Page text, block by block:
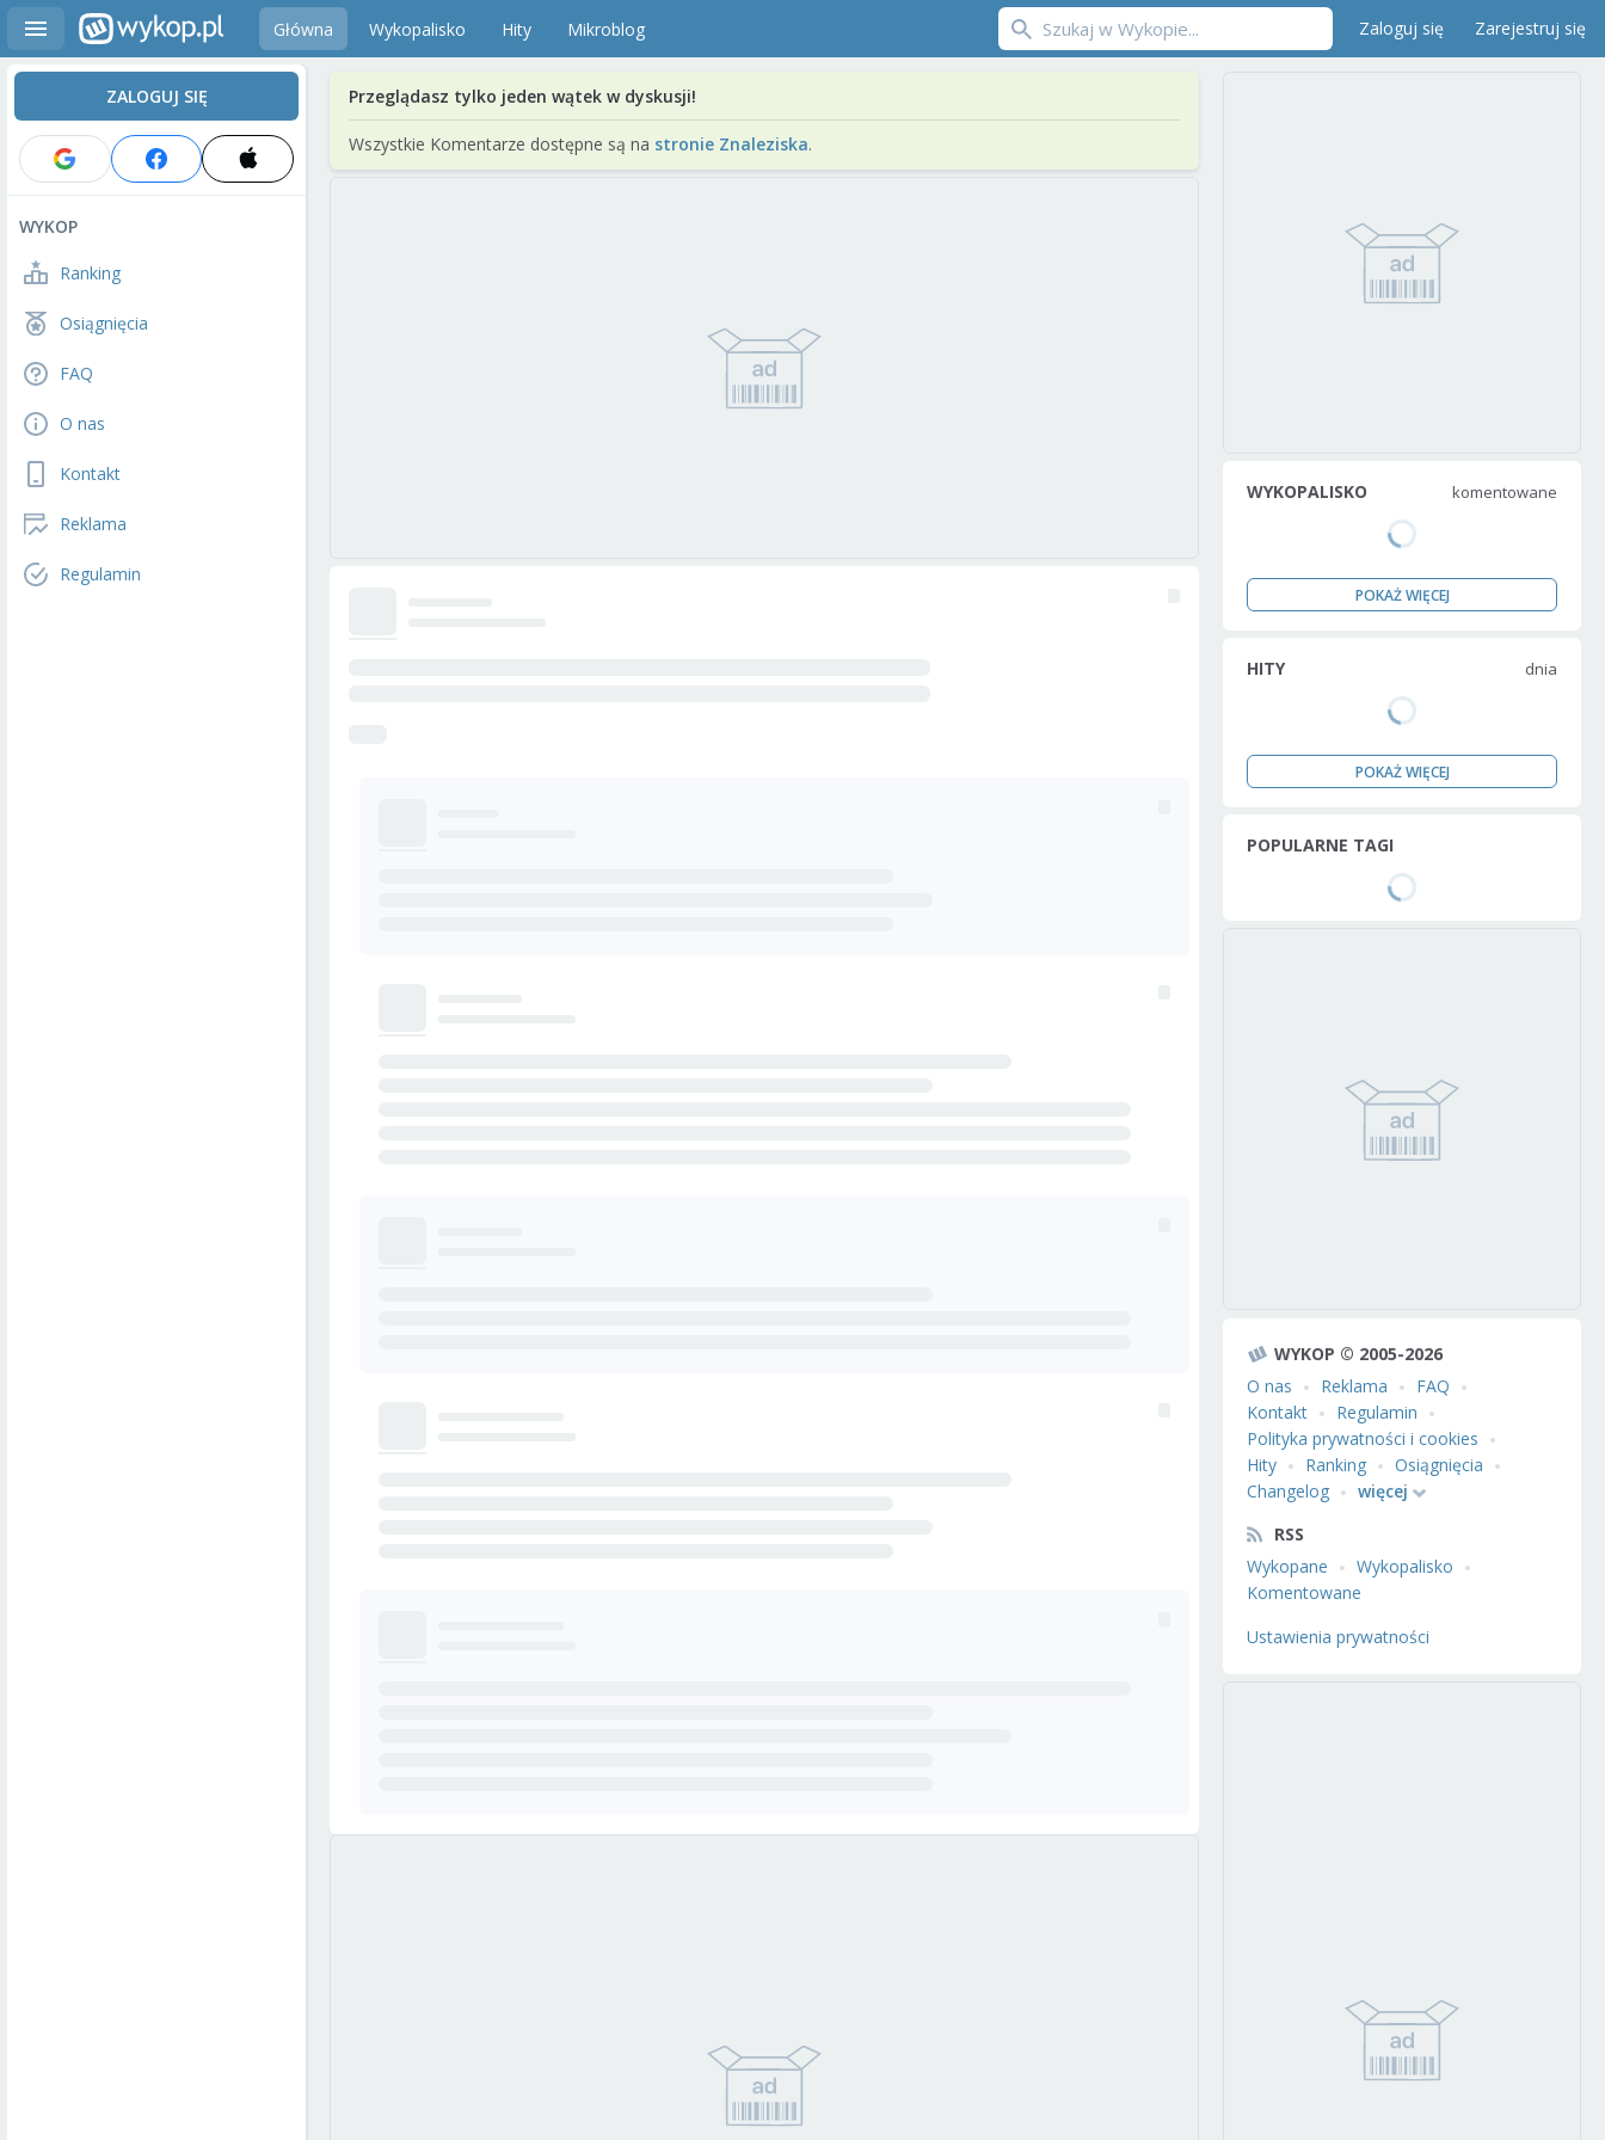
Główna Wykopalisko Hity Mikroblog Zaloguj się Zarejestruj się
ZALOGUJ SIĘ
WYKOP
Ranking
Osiągnięcia
FAQ
O nas
Kontakt
Reklama
Regulamin
Przeglądasz tylko jeden wątek w dyskusji!
Wszystkie Komentarze dostępne są na stronie Znaleziska.
WYKOPALISKO komentowane
POKAŻ WIĘCEJ
HITY dnia
POKAŻ WIĘCEJ
POPULARNE TAGI
WYKOP © 2005-2026
O nas
Reklama
FAQ
Kontakt
Regulamin
Polityka prywatności i cookies
Hity
Ranking
Osiągnięcia
Changelog
więcej
RSS
Wykopane
Wykopalisko
Komentowane
Ustawienia prywatności